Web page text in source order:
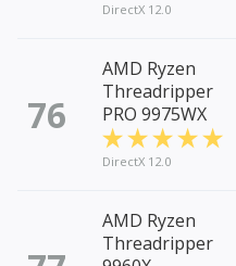
DirectX 12.0
76
AMD Ryzen
Threadripper
PRO 9975WX
DirectX 12.0
AMD Ryzen
Threadripper